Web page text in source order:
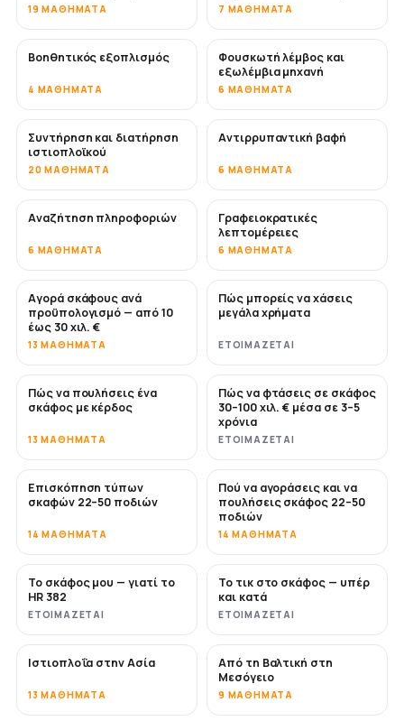
19 ΜΑΘΉΜΑΤΑ 7 ΜΑΘΉΜΑΤΑ
Βοηθητικός εξοπλισμός
4 ΜΑΘΉΜΑΤΑ
Φουσκωτή λέμβος και
εξωλέμβια μηχανή
6 ΜΑΘΉΜΑΤΑ
Συντήρηση και διατήρηση
ιστιοπλοϊκού
20 ΜΑΘΉΜΑΤΑ
ΣΎΝΤΟΜΑ
Αντιρρυπαντική βαφή
6 ΜΑΘΉΜΑΤΑ
Αναζήτηση πληροφοριών
6 ΜΑΘΉΜΑΤΑ
Γραφειοκρατικές
λεπτομέρειες
6 ΜΑΘΉΜΑΤΑ
ΣΎΝΤΟΜΑ
Αγορά σκάφους ανά
προϋπολογισμό — από 10
έως 30 χιλ. €
13 ΜΑΘΉΜΑΤΑ
ΣΎΝΤΟΜΑ
Πώς μπορείς να χάσεις
μεγάλα χρήματα
ΕΤΟΙΜΆΖΕΤΑΙ
ΝΈΟ
Πώς να πουλήσεις ένα
σκάφος με κέρδος
13 ΜΑΘΉΜΑΤΑ
ΝΈΟ
Πώς να φτάσεις σε σκάφος
30–100 χιλ. € μέσα σε 3–5
χρόνια
ΕΤΟΙΜΆΖΕΤΑΙ
ΣΎΝΤΟΜΑ
Επισκόπηση τύπων
σκαφών 22–50 ποδιών
14 ΜΑΘΉΜΑΤΑ
ΣΎΝΤΟΜΑ
Πού να αγοράσεις και να
πουλήσεις σκάφος 22–50
ποδιών
14 ΜΑΘΉΜΑΤΑ
ΣΎΝΤΟΜΑ
Το σκάφος μου — γιατί το
HR 382
ΕΤΟΙΜΆΖΕΤΑΙ
ΣΎΝΤΟΜΑ
Το τικ στο σκάφος — υπέρ
και κατά
ΕΤΟΙΜΆΖΕΤΑΙ
ΣΎΝΤΟΜΑ
Ιστιοπλοΐα στην Ασία
13 ΜΑΘΉΜΑΤΑ
ΣΎΝΤΟΜΑ
Από τη Βαλτική στη
Μεσόγειο
9 ΜΑΘΉΜΑΤΑ